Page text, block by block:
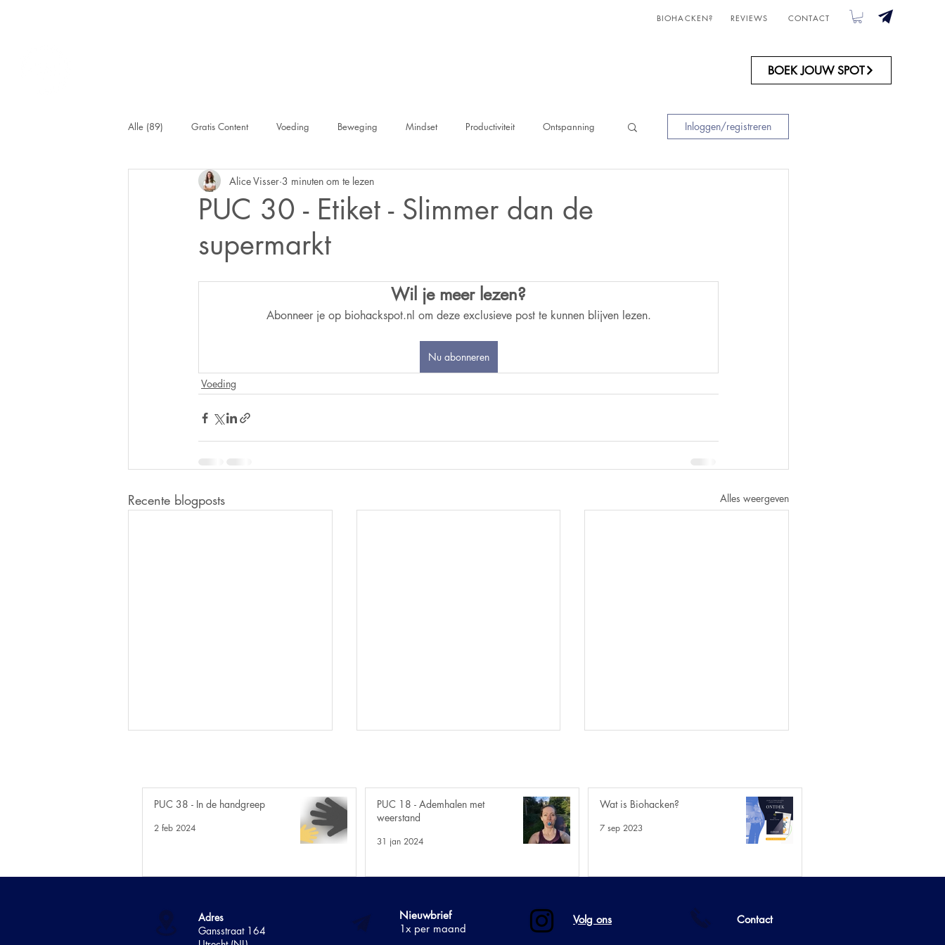
BIOHACKEN? REVIEWS CONTACT
Alle (89) Gratis Content Voeding Beweging Mindset Productiviteit Ontspanning
BloedCheck
Inloggen/registreren
PUC 30 - Etiket - Slimmer dan de
supermarkt
Alice Visser 3 minuten om te lezen
Wil je meer lezen?
Abonneer je op biohackspot.nl om deze exclusieve post te kunnen blijven lezen.
Nu abonneren
Voeding
Recente blogposts Alles weergeven
7. Bloed - Suiker
BOEK JOUW SPOT
PUC 38 - In de handgreep
2 feb 2024
PUC 18 - Ademhalen met
weerstand
31 jan 2024
Wat is Biohacken?
7 sep 2023
Adres
Gansstraat 164
Nieuwbrief
1x per maand
Volg ons Contact